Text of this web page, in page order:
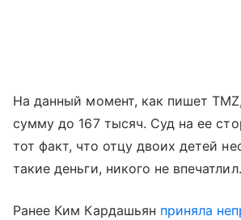
На данный момент, как пишет
сумму до 167 тысяч. Суд на ее
тот факт, что отцу двоих детей
такие деньги, никого не впечатлил.
Ранее Ким Кардашьян приняла